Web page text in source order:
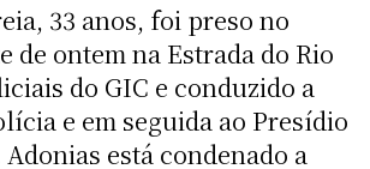
33 anos, foi preso no
de ontem na Estrada do Rio
do GIC e conduzido a
e em seguida ao Presídio
está condenado a